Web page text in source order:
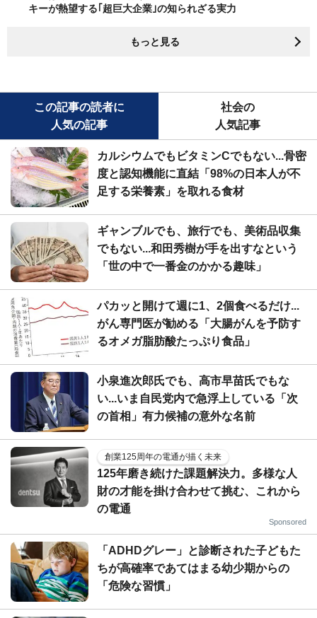
キーが熱望する｢超巨大企業｣の知られざる実力
もっと見る
この記事の読者に
人気の記事
社会の
人気記事
カルシウムでもビタミンCでもない...骨密
度と認知機能に直結「98%の日本人が不
足する栄養素」を取れる食材
ギャンブルでも、旅行でも、美術品収集
でもない...和田秀樹が手を出すなという
「世の中で一番金のかかる趣味」
パカッと開けて週に1、2個食べるだけ...
がん専門医が勧める「大腸がんを予防す
るオメガ脂肪酸たっぷり食品」
小泉進次郎氏でも、高市早苗氏でもな
い...いま自民党内で急浮上している「次
の首相」有力候補の意外な名前
創業125周年の電通が描く未来
125年磨き続けた課題解決力。多様な人
財の才能を掛け合わせて挑む、これから
の電通
Sponsored
「ADHDグレー」と診断された子どもた
ちが高確率であてはまる幼少期からの
「危険な習慣」